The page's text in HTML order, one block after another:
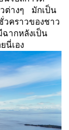
วต่างๆ มักเป็น
วคราวของชาว
ากหลังเป็น
นี่เอง